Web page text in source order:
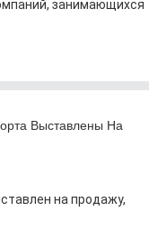
занимающихся
Выставлены На
на продажу,